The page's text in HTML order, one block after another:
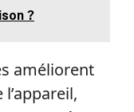
?
améliorent